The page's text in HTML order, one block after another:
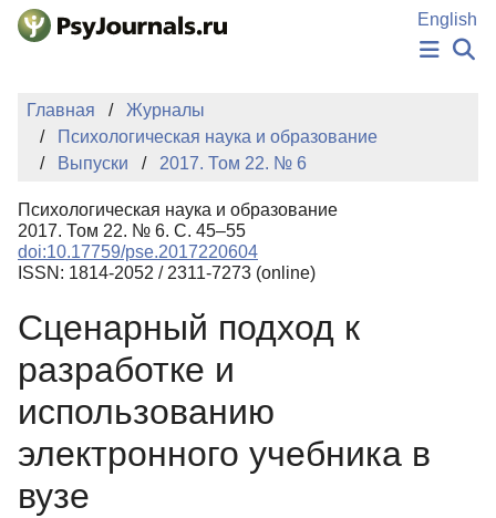
Перейти к основному содержанию
English
НОВОСТИ
ИЗДАНИЯ
АВТОРЫ
БАЗА ЗНАНИЙ
КЛЮЧЕВЫЕ СЛОВА
Регистрация
Главная
Журналы
Психологическая наука и образование
Выпуски
2017. Том 22. № 6
Психологическая наука и образование
2017. Том 22. № 6. С. 45–55
doi:10.17759/pse.2017220604
ISSN: 1814-2052 / 2311-7273 (online)
Сценарный подход к
разработке и
использованию
электронного учебника в
вузе